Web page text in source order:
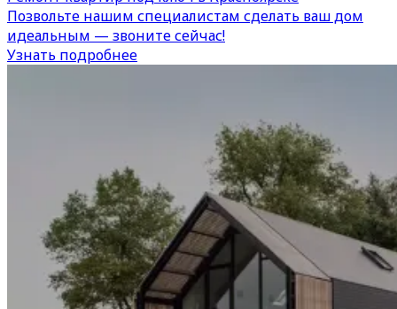
Позвольте нашим специалистам сделать ваш дом
идеальным — звоните сейчас!
Узнать подробнее